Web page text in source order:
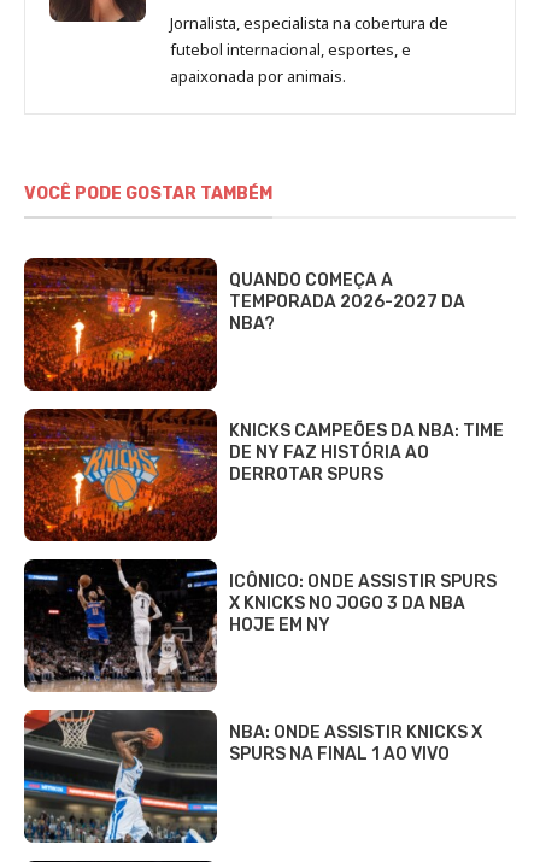
de
Beatriz
Fabbri
Jornalista, especialista na cobertura de
futebol internacional, esportes, e
apaixonada por animais.
VOCÊ PODE GOSTAR TAMBÉM
QUANDO COMEÇA A
TEMPORADA 2026-2027 DA
NBA?
KNICKS CAMPEÕES DA NBA: TIME
DE NY FAZ HISTÓRIA AO
DERROTAR SPURS
ICÔNICO: ONDE ASSISTIR SPURS
X KNICKS NO JOGO 3 DA NBA
HOJE EM NY
NBA: ONDE ASSISTIR KNICKS X
SPURS NA FINAL 1 AO VIVO